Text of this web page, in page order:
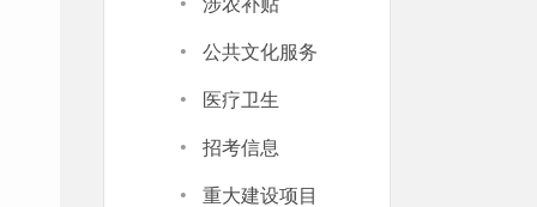
涉农补贴
· 公共文化服务
· 医疗卫生
· 招考信息
· 重大建设项目